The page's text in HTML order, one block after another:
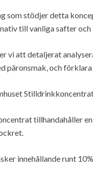
som stödjer detta
till vanliga safter och
vi att detaljerat
päronsmak, och
tillhandahåller
innehållande runt